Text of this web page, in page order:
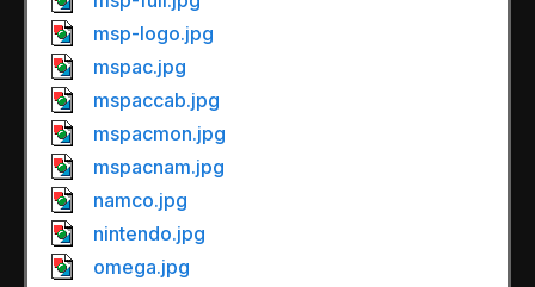
msp-logo.jpg
mspac.jpg
mspaccab.jpg
mspacmon.jpg
mspacnam.jpg
namco.jpg
nintendo.jpg
omega.jpg